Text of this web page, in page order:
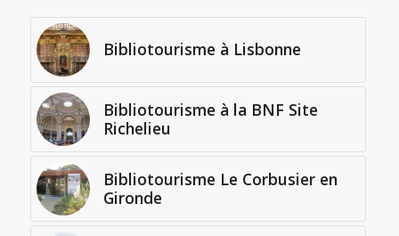
Bibliotourisme à Lisbonne
Bibliotourisme à la BNF Site
Richelieu
Bibliotourisme Le Corbusier en
Gironde